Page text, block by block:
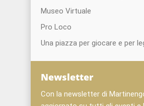
Museo Virtuale
Pro Loco
Una piazza per giocare e per
Newsletter
Con la newsletter di